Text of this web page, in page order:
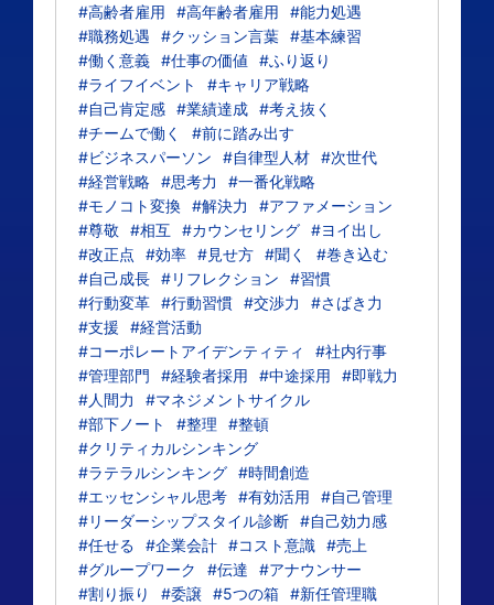
#高齢者雇用
#高年齢者雇用
#能力処遇
#職務処遇
#クッション言葉 #基本練習
#働く意義 #仕事の価値
#ふり返り
#ライフイベント
#キャリア戦略
#自己肯定感 #業績達成 #考え抜く
#チームで働く
#前に踏み出す
#ビジネスパーソン
#自律型人材 #次世代
#経営戦略 #思考力
#一番化戦略
#モノコト変換 #解決力
#アファメーション
#尊敬
#相互 #カウンセリング #ヨイ出し
#改正点
#効率 #見せ方 #聞く
#巻き込む
#自己成長 #リフレクション
#習慣
#行動変革 #行動習慣 #交渉力
#さばき力
#支援
#経営活動
#コーポレートアイデンティティ
#社内行事
#管理部門
#経験者採用 #中途採用
#即戦力
#人間力
#マネジメントサイクル
#部下ノート
#整理
#整頓
#クリティカルシンキング
#ラテラルシンキング #時間創造
#エッセンシャル思考 #有効活用
#自己管理
#リーダーシップスタイル診断 #自己効力感
#任せる
#企業会計 #コスト意識 #売上
#グループワーク
#伝達
#アナウンサー
#割り振り
#委譲 #5つの箱 #新任管理職